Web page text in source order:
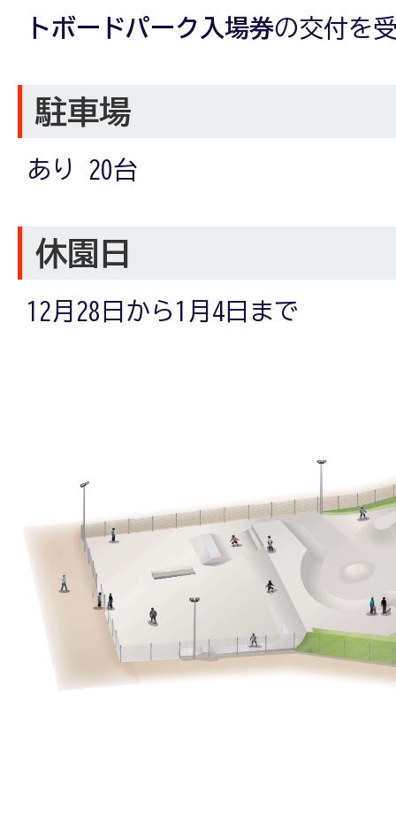
トボードパーク入場券の交付を
駐車場
あり 20台
休園日
12月28日から1月4日まで